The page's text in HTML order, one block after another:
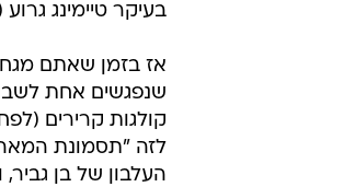
בעיקר טיימינג
אז בזמן שאתם
שנפגשים אחת
קולגות קרירים
לזה "תסמונת
העלבון של בן